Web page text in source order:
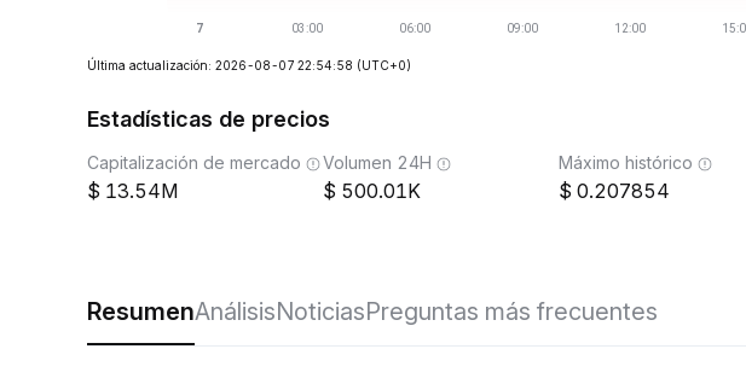
Última actualización: 2026-08-07 22:54:58 (UTC+0)
Estadísticas de precios
Capitalización de mercado
13.54M
Volumen 24H
500.01K
Máximo histórico
0.207854
ResumenAnálisisNoticiasPreguntas más frecuentes